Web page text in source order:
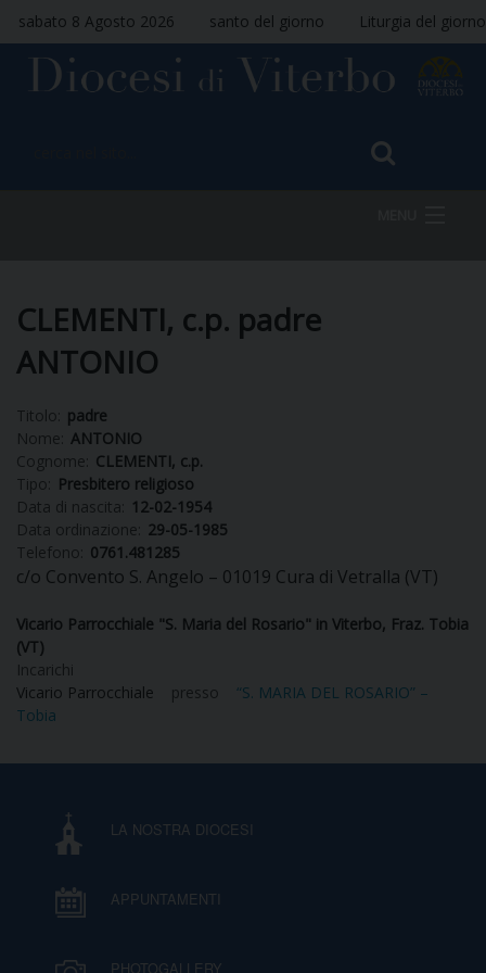
sabato 8 Agosto 2026 santo del giorno Liturgia del giorno
DIOCESI
CURIA
CLERO
PARROCCHIE
CONTATTI
DOVE SIAMO
CLEMENTI, c.p. padre
ANTONIO
Titolo: padre
Nome: ANTONIO
Cognome: CLEMENTI, c.p.
Tipo:
Presbitero religioso
Data di nascita:
12-02-1954
Data ordinazione: 29-05-1985
Telefono: 0761.481285
c/o Convento S. Angelo – 01019 Cura di Vetralla (VT)
Vicario Parrocchiale "S. Maria del Rosario" in Viterbo, Fraz. Tobia
(VT)
Incarichi
Vicario Parrocchiale
presso
“S. MARIA DEL ROSARIO” –
Tobia
LA NOSTRA DIOCESI
APPUNTAMENTI
PHOTOGALLERY